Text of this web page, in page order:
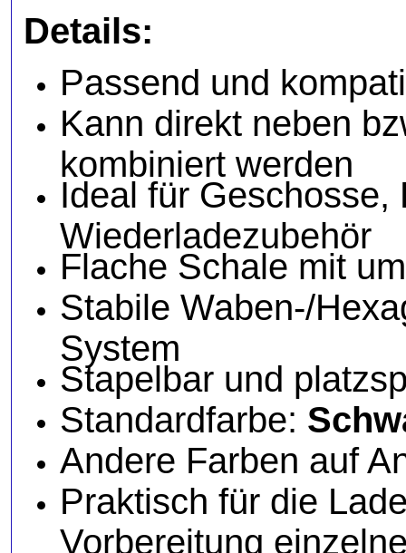
Details:
Passend und
Kann direkt neben
kombiniert werden
Ideal für
Wiederladezubehör
Flache Schale mit
Stabile Waben-/
System
Stapelbar und
Standardfarbe:
Andere Farben auf
Praktisch für die
Vorbereitung